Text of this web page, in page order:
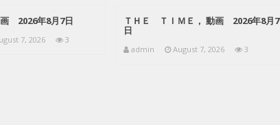
画 2026年8月7日
7, 2026 3
ＴＨＥ ＴＩＭＥ， 動画 2026年8月7
日
admin August 7, 2026 3